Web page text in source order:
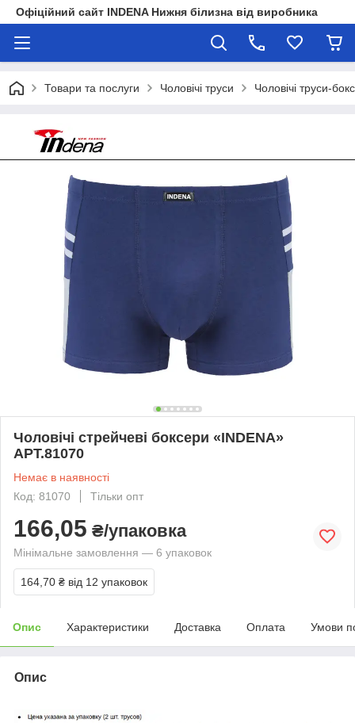
Офіційний сайт INDENA Нижня білизна від виробника
Товари та послуги Чоловічі труси Чоловічі труси-
Чоловічі стрейчеві боксери «INDENA»
АРТ.81070
Немає в наявності
Код: 81070
Тільки опт
166,05 ₴/упаковка
Мінімальне замовлення — 6 упаковок
164,70 ₴ від 12 упаковок
Опис Характеристики Доставка Оплата Умови
Опис